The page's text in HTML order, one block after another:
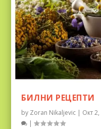
БИЛНИ РЕЦЕПТИ
by Zoran Nikaljevic | Окт
|